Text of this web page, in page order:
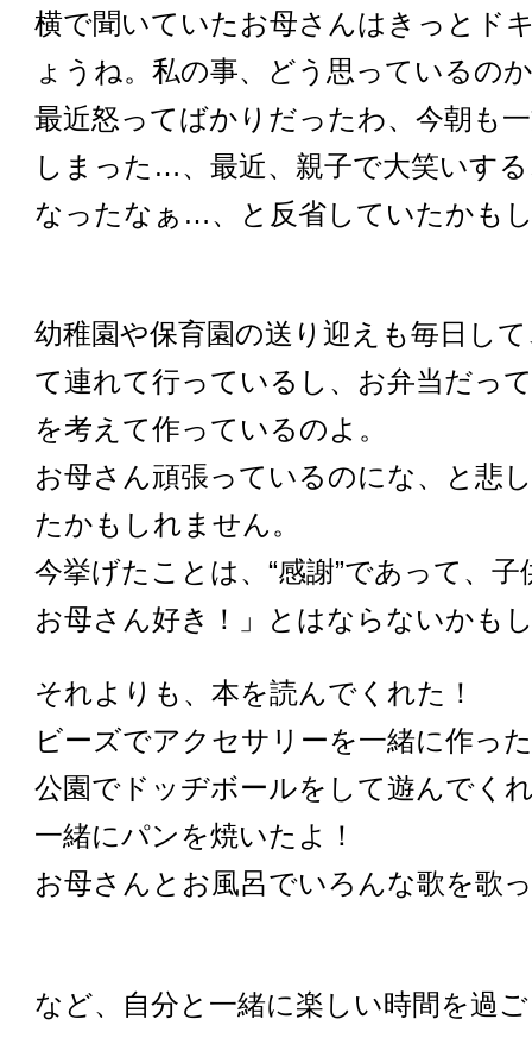
横で聞いていたお母さんはきっとド
ょうね。私の事、どう思っているの
最近怒ってばかりだったわ、今朝も
しまった…、最近、親子で大笑いす
なったなぁ…、と反省していたかも
幼稚園や保育園の送り迎えも毎日し
て連れて行っているし、お弁当だっ
を考えて作っているのよ。
お母さん頑張っているのにな、と悲
たかもしれません。
今挙げたことは、“感謝”であって、
お母さん好き！」とはならないかも
それよりも、本を読んでくれた！
ビーズでアクセサリーを一緒に作っ
公園でドッヂボールをして遊んでく
一緒にパンを焼いたよ！
お母さんとお風呂でいろんな歌を歌
など、自分と一緒に楽しい時間を過